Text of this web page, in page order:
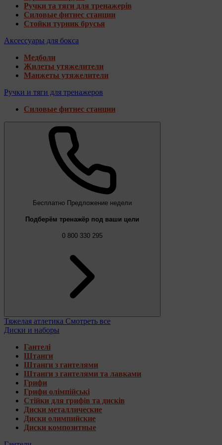
Ручки та тяги для тренажерів
Силовые фитнес станции
Стойки турник брусья
Аксессуары для бокса
Медболи
Жилеты утяжелители
Манжеты утяжелители
Ручки и тяги для тренажеров
Силовые фитнес станции
Бесплатно Предложение недели
Подберём тренажёр под ваши цели
0 800 330 295
Тяжелая атлетика Смотреть все
Диски и наборы
Гантелі
Штанги
Штанги з гантелями
Штанги з гантелями та лавками
Грифи
Грифи олімпійські
Стійки для грифів та дисків
Диски металлические
Диски олимпийские
Диски композитные